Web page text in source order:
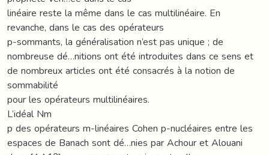
linéaire reste la même dans le cas multilinéaire. En
revanche, dans le cas des opérateurs
p-sommants, la généralisation n’est pas unique ; de
nombreuse dé…nitions ont été introduites dans ce sens et
de nombreux articles ont été consacrés à la notion de
sommabilité
pour les opérateurs multilinéaires.
L’idéal Nm
p des opérateurs m-linéaires Cohen p-nucléaires entre les
espaces de Banach sont dé…nies par Achour et Alouani